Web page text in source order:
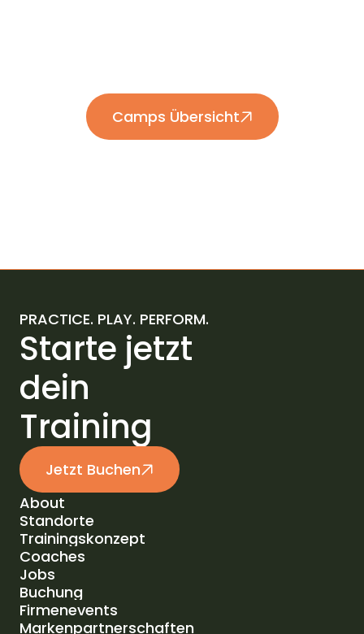
Camps Übersicht
PRACTICE. PLAY. PERFORM.
Starte jetzt
dein
Training
Jetzt Buchen
About
About
Standorte
Standorte
Trainingskonzept
Trainingskonzept
Coaches
Coaches
Jobs
Jobs
Buchung
Buchung
Firmenevents
Markenpartnerschaften